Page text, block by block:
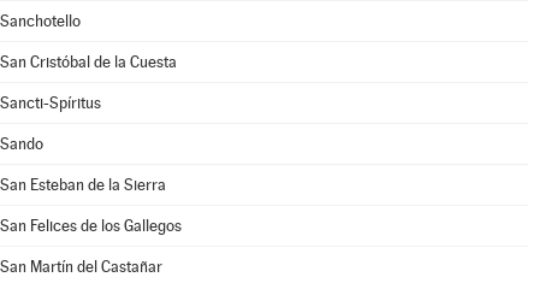
Sanchotello
San Cristóbal de la Cuesta
Sancti-Spíritus
Sando
San Esteban de la Sierra
San Felices de los Gallegos
San Martín del Castañar